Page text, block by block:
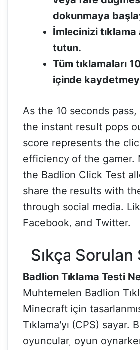
dokunmaya
İmlecinizi tıklama
tutun.
Tüm tıklamaları
içinde
As the 10 seconds
the instant result pops
score represents the
efficiency of the gamer.
the Badlion Click Test
share the results with
through social media.
Facebook, and Twitter.
Sıkça Sorulan
Badlion Tıklama Testi
Muhtemelen Badlion
Minecraft için
Tıklama'yı (CPS) sayar.
oyuncular, oyun